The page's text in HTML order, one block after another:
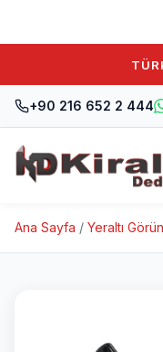
+90 216 652 2 444
Ana Sayfa / Yeraltı